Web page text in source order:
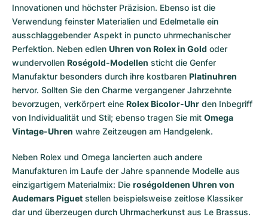
Innovationen und höchster Präzision. Ebenso ist die
Verwendung feinster Materialien und Edelmetalle ein
ausschlaggebender Aspekt in puncto uhrmechanischer
Perfektion. Neben edlen Uhren von Rolex in Gold oder
wundervollen Roségold-Modellen sticht die Genfer
Manufaktur besonders durch ihre kostbaren Platinuhren
hervor. Sollten Sie den Charme vergangener Jahrzehnte
bevorzugen, verkörpert eine Rolex Bicolor-Uhr den Inbegriff
von Individualität und Stil; ebenso tragen Sie mit Omega
Vintage-Uhren wahre Zeitzeugen am Handgelenk.
Neben Rolex und Omega lancierten auch andere
Manufakturen im Laufe der Jahre spannende Modelle aus
einzigartigem Materialmix: Die roségoldenen Uhren von
Audemars Piguet stellen beispielsweise zeitlose Klassiker
dar und überzeugen durch Uhrmacherkunst aus Le Brassus.